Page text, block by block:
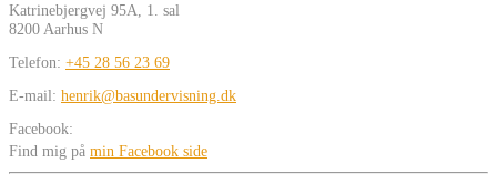
Katrinebjergvej 95A, 1. sal
8200 Aarhus N
Telefon: +45 28 56 23 69
E-mail: henrik@basundervisning.dk
Facebook:
Find mig på min Facebook side